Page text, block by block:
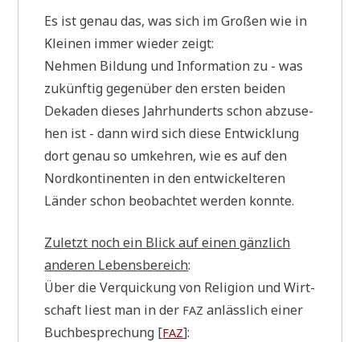
Es ist genau das, was sich im Gro­ßen wie in
Klei­nen immer wie­der zeigt:
Neh­men Bil­dung und Infor­ma­ti­on zu - was
zukünf­tig gegen­über den ersten bei­den
Deka­den die­ses Jahr­hun­derts schon abzu­se­
hen ist - dann wird sich die­se Ent­wick­lung
dort genau so umkeh­ren, wie es auf den
Nord­kon­ti­nen­ten in den ent­wickel­te­ren
Län­der schon beob­ach­tet wer­den konnte.
Zuletzt noch ein Blick auf einen gänz­lich
ande­ren Lebens­be­reich:
Über die Ver­quickung von Reli­gi­on und Wirt­
schaft liest man in der FAZ anläss­lich einer
Buch­be­spre­chung [FAZ]: